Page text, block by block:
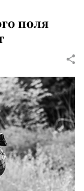
поля